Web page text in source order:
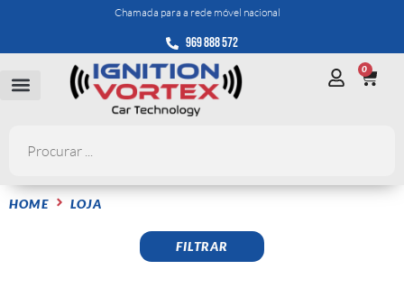
Chamada para a rede móvel nacional
969 888 572
0
HOME LOJA
FILTRAR